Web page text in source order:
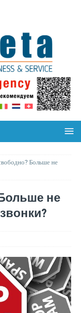
Больше не
не